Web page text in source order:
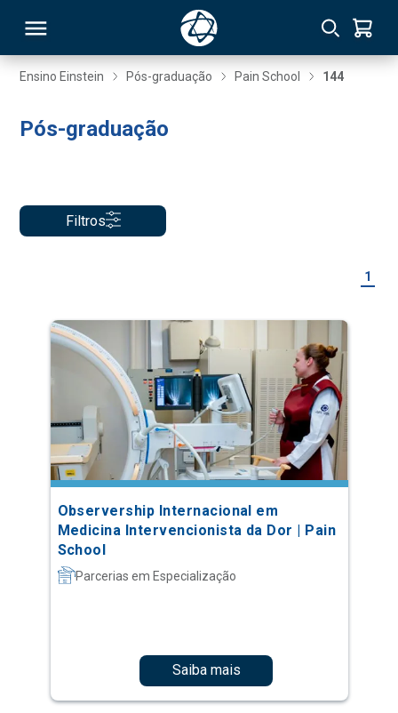
Ensino Einstein Pós-graduação Pain School 144
Pós-graduação
Filtros
1
Observership Internacional em
Medicina Intervencionista da Dor | Pain
School
Parcerias em Especialização
Saiba mais